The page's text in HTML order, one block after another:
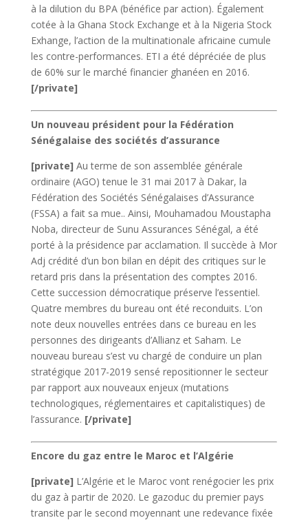
à la dilution du BPA (bénéfice par action). Également
cotée à la Ghana Stock Exchange et à la Nigeria Stock
Exhange, l’action de la multinationale africaine cumule
les contre-performances. ETI a été dépréciée de plus
de 60% sur le marché financier ghanéen en 2016.
[/private]
Un nouveau président pour la Fédération
Sénégalaise des sociétés d’assurance
[private] Au terme de son assemblée générale
ordinaire (AGO) tenue le 31 mai 2017 à Dakar, la
Fédération des Sociétés Sénégalaises d’Assurance
(FSSA) a fait sa mue.. Ainsi, Mouhamadou Moustapha
Noba, directeur de Sunu Assurances Sénégal, a été
porté à la présidence par acclamation. Il succède à Mor
Adj crédité d’un bon bilan en dépit des critiques sur le
retard pris dans la présentation des comptes 2016.
Cette succession démocratique préserve l’essentiel.
Quatre membres du bureau ont été reconduits. L’on
note deux nouvelles entrées dans ce bureau en les
personnes des dirigeants d’Allianz et Saham. Le
nouveau bureau s’est vu chargé de conduire un plan
stratégique 2017-2019 sensé repositionner le secteur
par rapport aux nouveaux enjeux (mutations
technologiques, réglementaires et capitalistiques) de
l’assurance. [/private]
Encore du gaz entre le Maroc et l’Algérie
[private] L’Algérie et le Maroc vont renégocier les prix
du gaz à partir de 2020. Le gazoduc du premier pays
transite par le second moyennant une redevance fixée